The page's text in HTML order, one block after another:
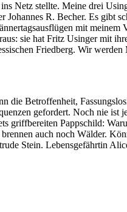
Netz stellte. Meine drei
Johannes R. Becher. Es
mit
sie hat Fritz Usinger mit
Friedberg. Wir
die Betroffenheit,
gefordert. Noch nie ist
Pappschild:
auch noch Wälder.
Stein. Lebensgefährtin